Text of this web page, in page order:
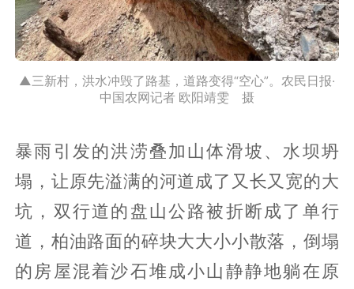
▲三新村，洪水冲毁了路基，道路变得“空心”。农民日报·
中国农网记者 欧阳靖雯 摄
暴雨引发的洪涝叠加山体滑坡、水坝坍
塌，让原先溢满的河道成了又长又宽的大
坑，双行道的盘山公路被折断成了单行
道，柏油路面的碎块大大小小散落，倒塌
的房屋混着沙石堆成小山静静地躺在原